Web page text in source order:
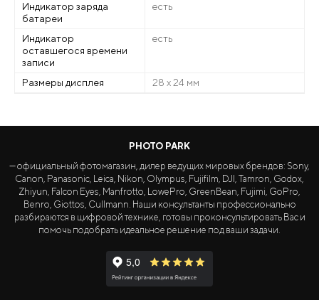
Индикатор заряда
батареи
есть
Индикатор
оставшегося времени
записи
есть
Размеры дисплея 28 х 24 мм
PHOTO PARK
— официальный фотомагазин, дилер ведущих мировых брендов: Sony,
Canon, Panasonic, Leica, Nikon, Olympus, Fujifilm, DJI, Tamron, Godox,
Zhiyun, Falcon Eyes, Manfrotto, LowePro, GreenBean, Fujimi, GoPro,
Benro, Giottos, Cullmann. Наши консультанты профессионально
разбираются в цифровой технике, готовы проконсультировать Вас и
помочь подобрать идеальное решение под ваши задачи.